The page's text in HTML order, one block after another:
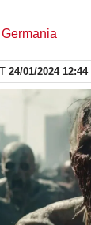
24/01/2024 12:44